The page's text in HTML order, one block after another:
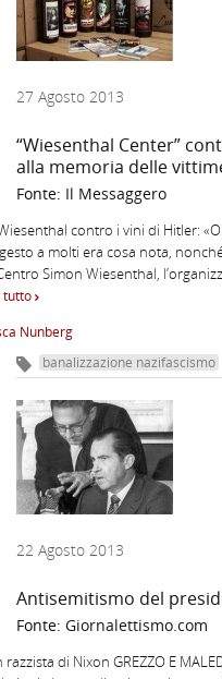
27 Agosto 2013
“Wiesenthal Center”
alla memoria delle
Fonte: Il Messaggero
contro i vini di Hitler:
a molti era cosa nota,
Simon Wiesenthal,
tutto
Nunberg
banalizzazione nazifascismo
22 Agosto 2013
Antisemitismo del
Fonte: Giornalettismo.com
di Nixon GREZZO E